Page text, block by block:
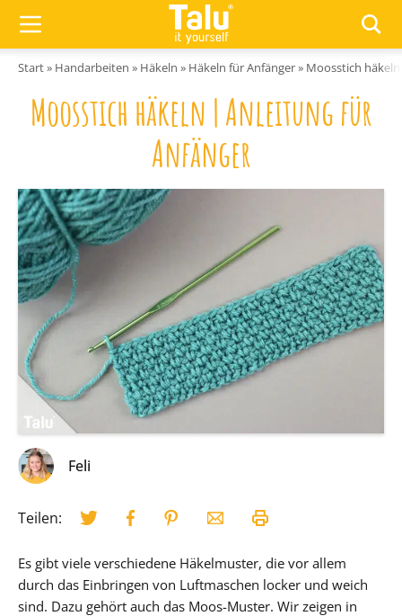
Start» Handarbeiten » Häkeln » Häkeln für Anfänger» Moosstich
Moosstich häkeln | Anleitung für
Anfänger
Feli
Teilen:
Es gibt viele verschiedene Häkelmuster, die vor allem
durch das Einbringen von Luftmaschen locker und weich
sind. Dazu gehört auch das Moos-Muster. Wir zeigen in